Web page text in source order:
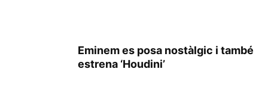
Eminem es posa nostàlgic i també
estrena ‘Houdini’